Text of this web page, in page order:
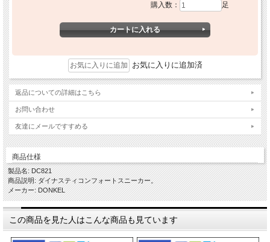
購入数： 足
お気に入りに追加済
返品についての詳細はこちら
お問い合わせ
友達にメールですすめる
商品仕様
製品名: DC821
商品説明: ダイナスティコンフォートスニーカー。
メーカー: DONKEL
この商品を見た人はこんな商品も見ています